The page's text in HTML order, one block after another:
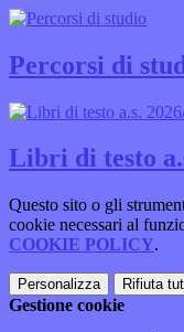
Percorsi di
Libri di testo
Questo sito o gli
cookie necessari al
COOKIE POLICY.
Personalizza Rifiuta
Gestione cookie